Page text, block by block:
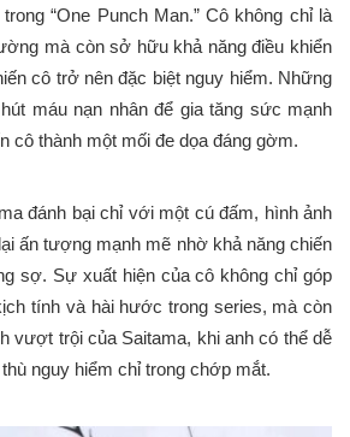
“One Punch Man.” Cô không chỉ là
mà còn sở hữu khả năng điều khiển
cô trở nên đặc biệt nguy hiểm. Những
máu nạn nhân để gia tăng sức mạnh
cô thành một mối đe dọa đáng gờm.
đánh bại chỉ với một cú đấm, hình ảnh
ấn tượng mạnh mẽ nhờ khả năng chiến
sợ. Sự xuất hiện của cô không chỉ góp
tính và hài hước trong series, mà còn
vượt trội của Saitama, khi anh có thể dễ
nguy hiểm chỉ trong chớp mắt.